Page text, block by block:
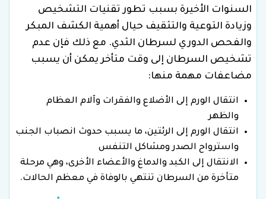
السنوات الأخيرة بسبب تطور تقنيات التشخيص
وزيادة التوعية والتثقيف حيال أهمية الكشف المبكر
والفحص الدوري لسرطان الثدي. مع ذلك فإن عدم
تشخيص السرطان إلى وقت متأخر يمكن أن يسبب
مضاعفات مهمة منها:
انتقال الورم إلى الأضلاع والفقرات وآلام العظام
والظهر
انتقال الورم إلى الرئتين، ما يسبب حدوث انصباب الجنب
واسترواح الصدر ومشاكل التنفس
الانتقال إلى الكبد والدماغ والأعضاء الأخرى، وهي مرحلة
متأخرة من السرطان تنتهي بالوفاة في معظم الحالات.